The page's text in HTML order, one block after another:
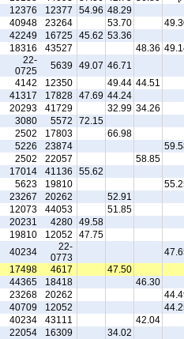
48.29
54.96
12377
12376
53.70
23264
40948
53.36
45.62
16725
42249
48.36
43527
18316
46.71
49.07
5639
22-
0725
44.51
49.44
12350
4142
44.24
47.69
17828
41317
34.26
32.99
41729
20293
72.15
5572
3080
66.98
17803
2502
23874
5226
58.85
22057
2502
55.62
41136
17014
19810
5623
52.91
20262
23267
51.85
44053
12073
49.58
4280
20231
47.75
12052
19810
22-
0773
40234
47.50
4617
17498
46.30
18418
44365
20262
23268
12052
40709
42.04
43111
40234
34.02
16309
22054